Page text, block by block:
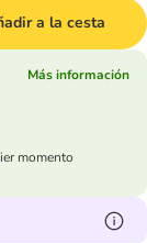
a la cesta
Más información
momento